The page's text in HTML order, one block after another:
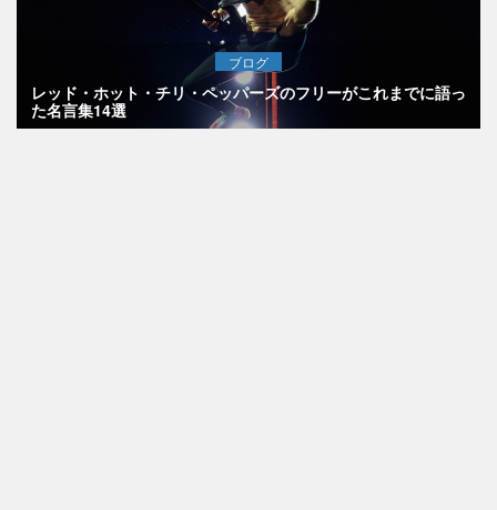
ブログ
レッド・ホット・チリ・ペッパーズのフリーがこれまでに語っ
た名言集14選